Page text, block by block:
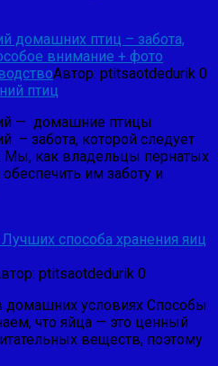
домашних птиц – забота,
внимание + фото
Автор: ptitsaotdedurik 0
— домашние птицы
– забота, которой следует
Мы, как владельцы пернатых
им заботу и
способа хранения яиц
ptitsaotdedurik 0
домашних условиях Способы
что яйца — это ценный
веществ, поэтому